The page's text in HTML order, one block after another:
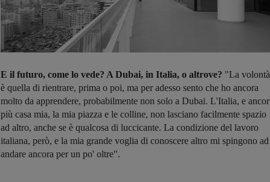
E il futuro, come lo vede? A Dubai, in Italia, o altrove? "La volontà
è quella di rientrare, prima o poi, ma per adesso sento che ho ancora
molto da apprendere, probabilmente non solo a Dubai. L'Italia, e ancor
più casa mia, la mia piazza e le colline, non lasciano facilmente spazio
ad altro, anche se è qualcosa di luccicante. La condizione del lavoro
italiana, però, e la mia grande voglia di conoscere altro mi spingono ad
andare ancora per un po' oltre".